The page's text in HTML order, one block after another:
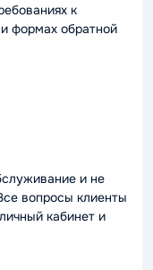
к
формах обратной
и не
вопросы клиенты
кабинет и